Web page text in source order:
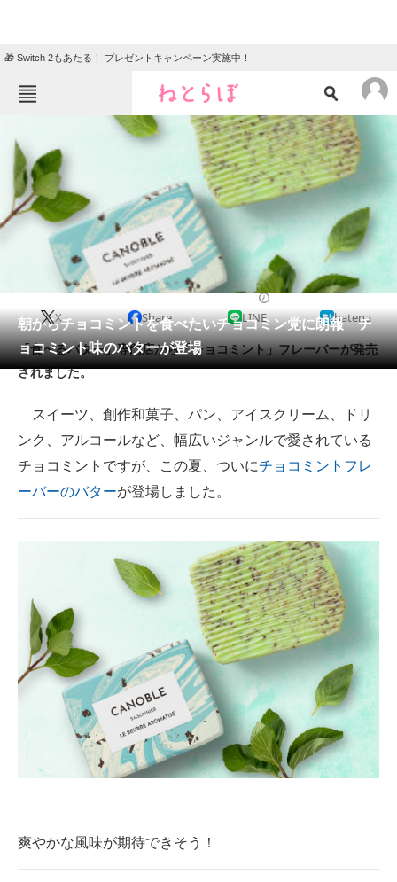
🎁 Switch 2もあたる！ プレゼントキャンペーン実施中！
ねとらぼメニュー
TOP ニュース
エンタメ クイズ
グルメ 地域
教育・育児
リサーチ
会員記事
メディア
ITの今と未来を見通す
スマホと通信の最新トレンド
ビジネスと働き方のヒント
AI活用のいまが分かる
企業ITのトレンドを詳説
経営リーダーのコミュニティ
マーケ×ITの今がよく分かる
ITエンジニア向け専門サイト
IT製品の技術・比較・事例
朝からチョコミントを食べたいチョコミン党に朗報 チ
ョコミント味のバターが登場
X Share LINE hatena
「食べるバター」専門店から「チョコミント」フレーバーが発売
されました。
スイーツ、創作和菓子、パン、アイスクリーム、ドリ
ンク、アルコールなど、幅広いジャンルで愛されている
チョコミントですが、この夏、ついにチョコミントフレ
ーバーのバターが登場しました。
爽やかな風味が期待できそう！